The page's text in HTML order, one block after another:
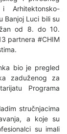
Arhitektonsko-
Banjoj Luci bili su
od 8. do 10.
partnera #CHIM
bio je pregled
zaduženog za
Programa
stručnjacima
a koje su
su imali